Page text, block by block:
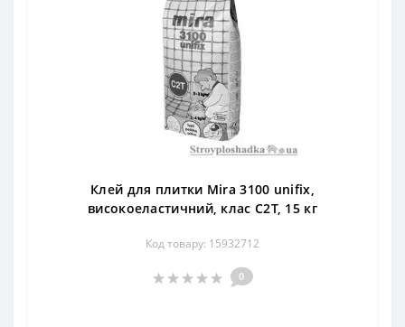
Клей для плитки Mira 3100 unifix,
високоеластичний, клас С2Т, 15 кг
Код товару: 15932712
0